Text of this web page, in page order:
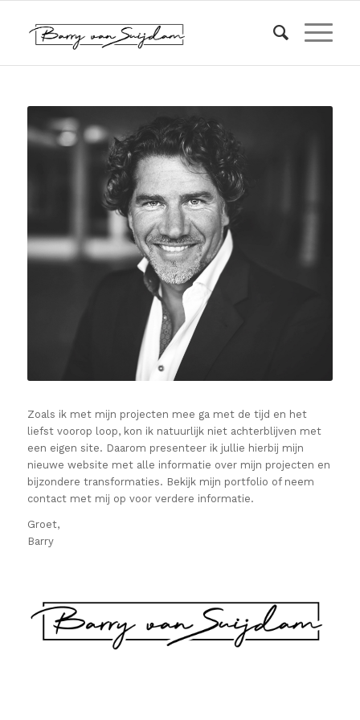
Zoals ik met mijn projecten mee ga met de tijd en het
liefst voorop loop, kon ik natuurlijk niet achterblijven met
een eigen site. Daarom presenteer ik jullie hierbij mijn
nieuwe website met alle informatie over mijn projecten en
bijzondere transformaties. Bekijk mijn portfolio of neem
contact met mij op voor verdere informatie.
Groet,
Barry